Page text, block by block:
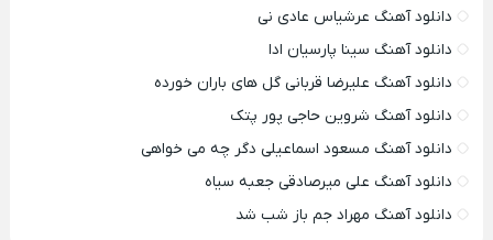
دانلود آهنگ عرشیاس عادی نی
دانلود آهنگ سینا پارسیان ادا
دانلود آهنگ علیرضا قربانی گل های باران خورده
دانلود آهنگ شروین حاجی پور پتک
دانلود آهنگ مسعود اسماعیلی دگر چه می خواهی
دانلود آهنگ علی میرصادقی جعبه سیاه
دانلود آهنگ مهراد جم باز شب شد